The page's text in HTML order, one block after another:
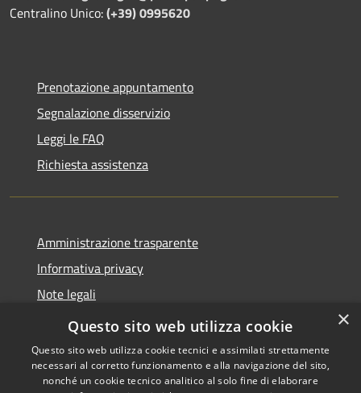
Centralino Unico:(+39) 0995620
Prenotazione appuntamento
Segnalazione disservizio
Leggi le FAQ
Richiesta assistenza
Amministrazione trasparente
Informativa privacy
Note legali
Dichiarazione di accessibilità
×
Questo sito web utilizza cookie
Questo sito web utilizza cookie tecnici e assimilati strettamente
necessari al corretto funzionamento e alla navigazione del sito,
nonché un cookie tecnico analitico al solo fine di elaborare